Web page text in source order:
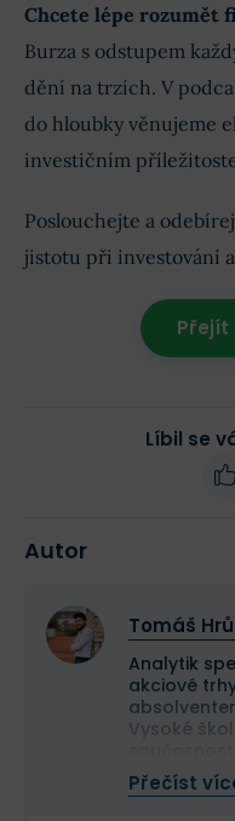
Chcete lépe rozumět
Burza s odstupem
dění na trzích. V
do hloubky věnujeme
investičním
Poslouchejte a
jistotu při investování
Přejít
Líbil se
Autor
Tomáš
Analytik
akciové
Vysoké
Na
Přečíst